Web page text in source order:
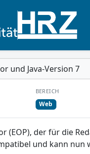
und Java-Version 7
BEREICH
Web
(EOP), der für die
und kann nun